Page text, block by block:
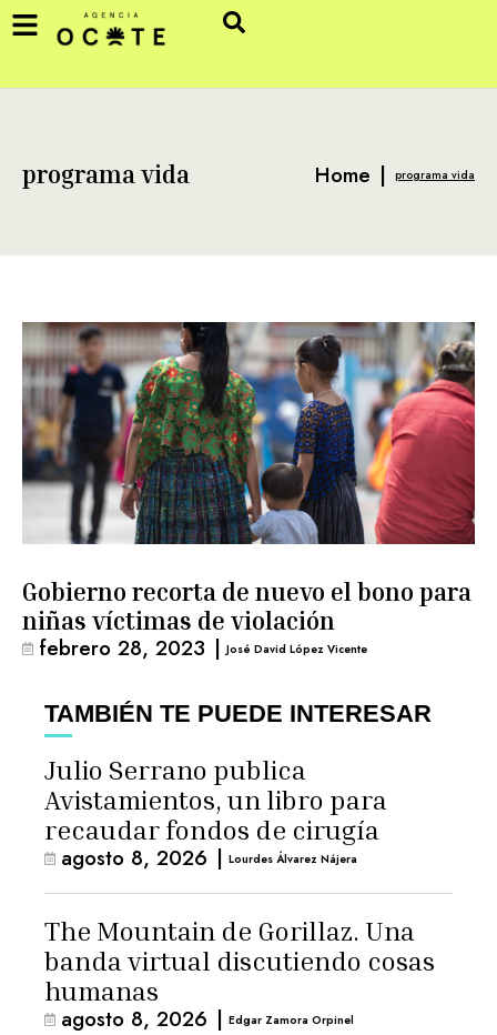
programa vida Home | programa vida
Gobierno recorta de nuevo el bono para
niñas víctimas de violación
febrero 28, 2023 | José David López Vicente
TAMBIÉN TE PUEDE INTERESAR
Julio Serrano publica
Avistamientos, un libro para
recaudar fondos de cirugía
agosto 8, 2026 | Lourdes Álvarez Nájera
The Mountain de Gorillaz. Una
banda virtual discutiendo cosas
humanas
agosto 8, 2026 | Edgar Zamora Orpinel